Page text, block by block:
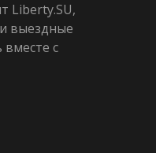
Liberty.SU,
выездные
с